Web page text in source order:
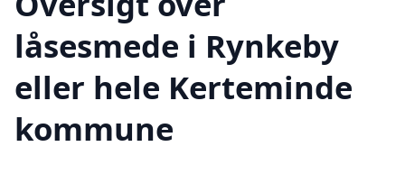
låsesmede i Rynkeby
eller hele Kerteminde
kommune